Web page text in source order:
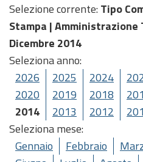
Selezione corrente: Tipo
Stampa |Amministrazione
Dicembre 2014
Seleziona anno:
2026
2025 2024
2020
2019 2018
2014
2013 2012
Seleziona mese:
Gennaio
Febbraio